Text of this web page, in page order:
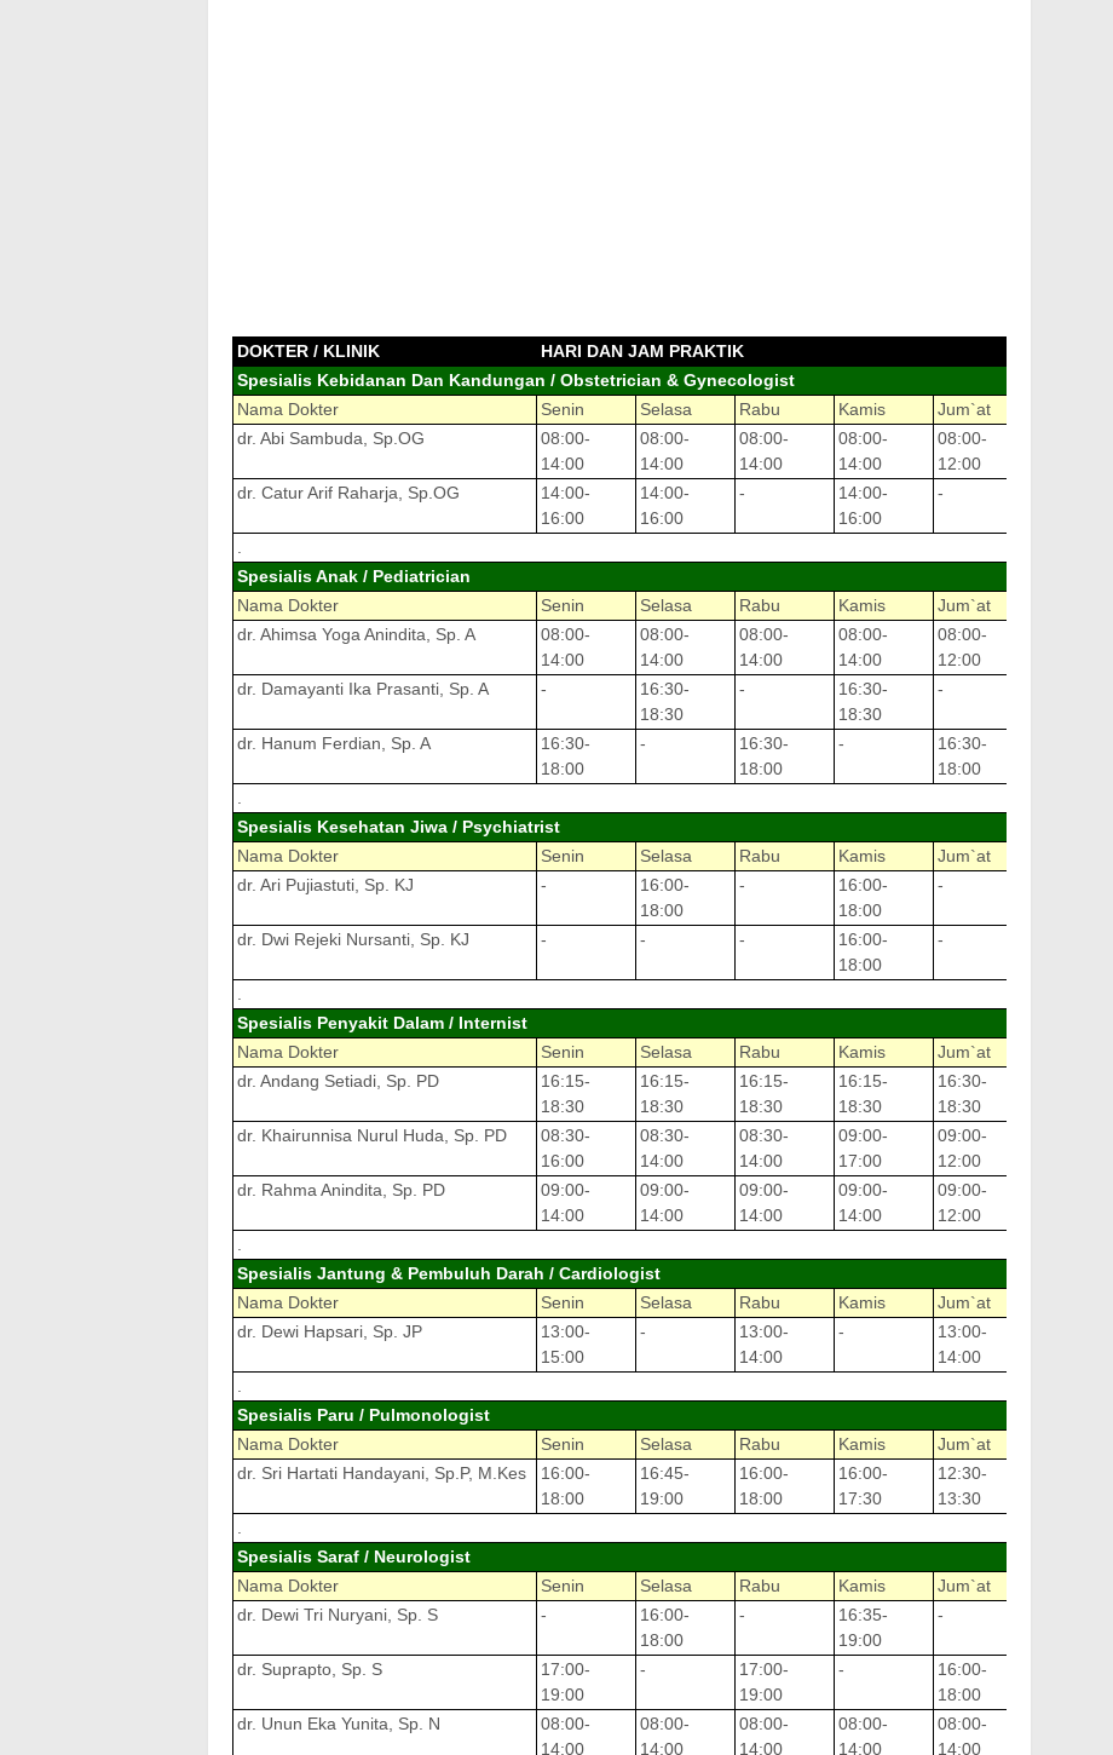
DOKTER / KLINIK
HARI DAN JAM PRAKTIK
Spesialis Kebidanan Dan Kandungan / Obstetrician & Gynecologist
Nama Dokter
Senin Selasa Rabu Kamis Jum`at
dr. Abi Sambuda, Sp.OG
08:00-
14:00
08:00-
14:00
08:00-
14:00
08:00-
14:00
08:00-
12:00
dr. Catur Arif Raharja, Sp.OG
14:00-
16:00
14:00-
16:00
-
14:00-
16:00
-
Spesialis Anak / Pediatrician
Nama Dokter
Senin Selasa Rabu Kamis Jum`at
dr. Ahimsa Yoga Anindita, Sp. A
08:00-
14:00
08:00-
14:00
08:00-
14:00
08:00-
14:00
08:00-
12:00
dr. Damayanti Ika Prasanti, Sp. A
-
16:30-
18:30
-
16:30-
18:30
-
dr. Hanum Ferdian, Sp. A
16:30-
18:00
-
16:30-
18:00
-
16:30-
18:00
Spesialis Kesehatan Jiwa / Psychiatrist
Nama Dokter
Senin Selasa Rabu Kamis Jum`at
dr. Ari Pujiastuti, Sp. KJ
-
16:00-
18:00
-
16:00-
18:00
-
dr. Dwi Rejeki Nursanti, Sp. KJ
- - -
16:00-
18:00
-
Spesialis Penyakit Dalam / Internist
Nama Dokter
Senin Selasa Rabu Kamis Jum`at
dr. Andang Setiadi, Sp. PD
16:15-
18:30
16:15-
18:30
16:15-
18:30
16:15-
18:30
16:30-
18:30
dr. Khairunnisa Nurul Huda, Sp. PD
08:30-
16:00
08:30-
14:00
08:30-
14:00
09:00-
17:00
09:00-
12:00
dr. Rahma Anindita, Sp. PD
09:00-
14:00
09:00-
14:00
09:00-
14:00
09:00-
14:00
09:00-
12:00
Spesialis Jantung & Pembuluh Darah / Cardiologist
Nama Dokter
Senin Selasa Rabu Kamis Jum`at
dr. Dewi Hapsari, Sp. JP
13:00-
15:00
-
13:00-
14:00
-
13:00-
14:00
Spesialis Paru / Pulmonologist
Nama Dokter
Senin Selasa Rabu Kamis Jum`at
dr. Sri Hartati Handayani, Sp.P, M.Kes
16:00-
18:00
16:45-
19:00
16:00-
18:00
16:00-
17:30
12:30-
13:30
Spesialis Saraf / Neurologist
Nama Dokter
Senin Selasa Rabu Kamis Jum`at
dr. Dewi Tri Nuryani, Sp. S
-
16:00-
18:00
-
16:35-
19:00
-
dr. Suprapto, Sp. S
17:00-
19:00
-
17:00-
19:00
-
16:00-
18:00
dr. Unun Eka Yunita, Sp. N
08:00-
14:00
08:00-
14:00
08:00-
14:00
08:00-
14:00
08:00-
14:00